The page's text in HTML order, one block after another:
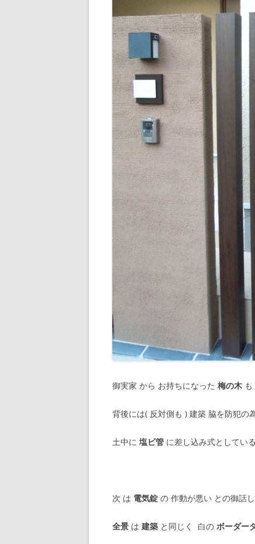
御実家 から お持ちになった 梅の木
背後には( 反対側も ) 建築 脇を防犯の
土中に 塩ビ管 に差し込み式としてい
次 は 電気錠 の 作動が悪い との御話
全景 は 建築 と同じく 白の ボーダー